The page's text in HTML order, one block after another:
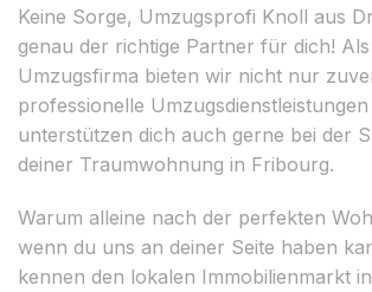
Keine Sorge, Umzugsprofi Knoll aus
genau der richtige Partner für dich!
Umzugsfirma bieten wir nicht nur
professionelle
unterstützen dich auch gerne bei der
deiner Traumwohnung in Fribourg.
Warum alleine nach der perfekten
wenn du uns an deiner Seite haben
kennen den lokalen Immobilienmarkt